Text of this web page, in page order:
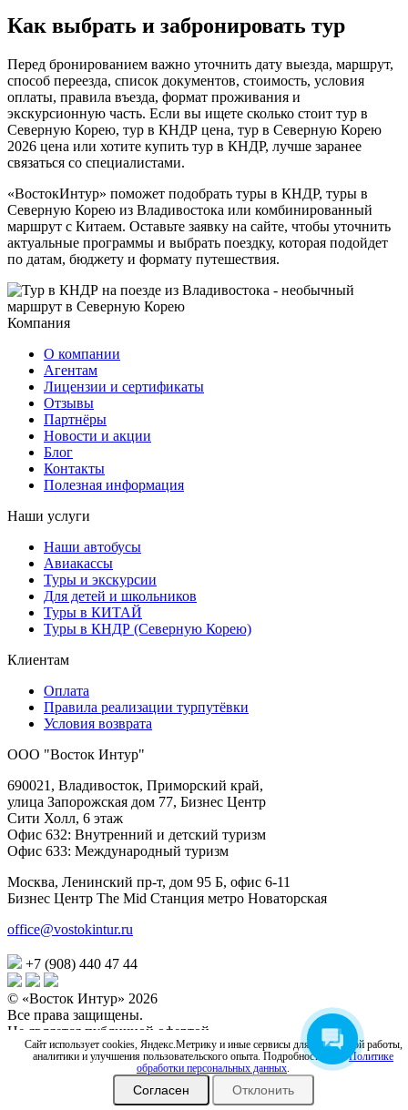
Как выбрать и забронировать тур
Перед бронированием важно уточнить дату выезда, маршрут,
способ переезда, список документов, стоимость, условия
оплаты, правила въезда, формат проживания и
экскурсионную часть. Если вы ищете сколько стоит тур в
Северную Корею, тур в КНДР цена, тур в Северную Корею
2026 цена или хотите купить тур в КНДР, лучше заранее
связаться со специалистами.
«ВостокИнтур» поможет подобрать туры в КНДР, туры в
Северную Корею из Владивостока или комбинированный
маршрут с Китаем. Оставьте заявку на сайте, чтобы уточнить
актуальные программы и выбрать поездку, которая подойдет
по датам, бюджету и формату путешествия.
Компания
О компании
Агентам
Лицензии и сертификаты
Отзывы
Партнёры
Новости и акции
Блог
Контакты
Полезная информация
Наши услуги
Наши автобусы
Авиакассы
Туры и экскурсии
Для детей и школьников
Туры в КИТАЙ
Туры в КНДР (Северную Корею)
Клиентам
Оплата
Правила реализации турпутёвки
Условия возврата
ООО "Восток Интур"
690021, Владивосток, Приморский край,
улица Запорожская дом 77, Бизнес Центр
Сити Холл, 6 этаж
Офис 632: Внутренний и детский туризм
Офис 633: Международный туризм
Москва, Ленинский пр-т, дом 95 Б, офис 6-11
Бизнес Центр The Mid Станция метро Новаторская
office@vostokintur.ru
+7 (908) 440 47 44
© «Восток Интур» 2026
Все права защищены.
Не является публичной офертой
Сотрудничаем с блогерами, СМИ.
Почта для СМИ:press@vоstokintur.ru
Политика в отношении персональных данных
Сайт использует cookies, Яндекс.Метрику и иные сервисы для корректной работы,
аналитики и улучшения пользовательского опыта. Подробности — вПолитике
обработки персональных данных.
Согласен Отклонить